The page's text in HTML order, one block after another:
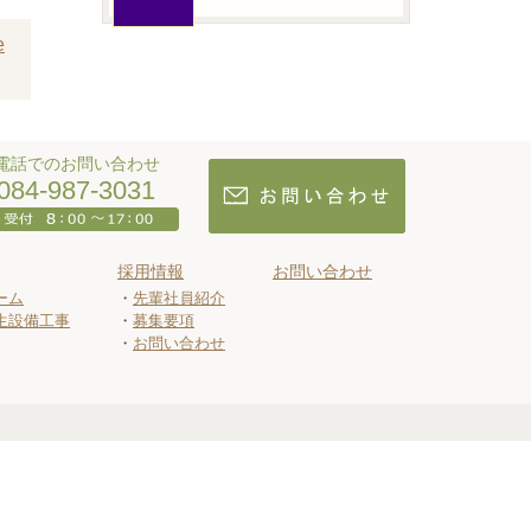
話でのお問い合わせ
987-3031
ム
設備工事
採用情報
先輩社員紹介
募集要項
お問い合わせ
お問い合わせ